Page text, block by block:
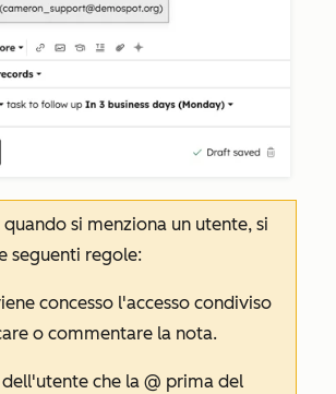
quando si menziona un utente, si
seguenti regole:
concesso l'accesso condiviso
o commentare la nota.
che la @ prima del